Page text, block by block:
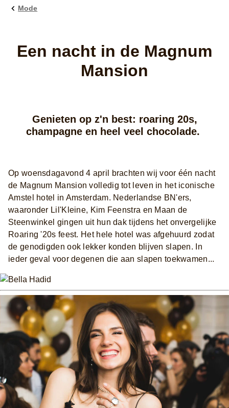
Mode
Een nacht in de Magnum
Mansion
Genieten op z'n best: roaring 20s,
champagne en heel veel chocolade.
Op woensdagavond 4 april brachten wij voor één nacht
de Magnum Mansion volledig tot leven in het iconische
Amstel hotel in Amsterdam. Nederlandse BN'ers,
waaronder Lil'Kleine, Kim Feenstra en Maan de
Steenwinkel gingen uit hun dak tijdens het onvergelijke
Roaring '20s feest. Het hele hotel was afgehuurd zodat
de genodigden ook lekker konden blijven slapen. In
ieder geval voor degenen die aan slapen toekwamen...